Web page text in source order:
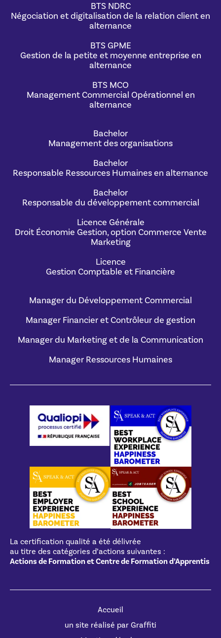
BTS NDRC
Négociation et digitalisation de la relation client en
alternance
BTS GPME
Gestion de la petite et moyenne entreprise en
alternance
BTS MCO
Management Commercial Opérationnel en
alternance
Bachelor
Management des organisations
Bachelor
Responsable Ressources Humaines en alternance
Bachelor
Responsable du développement commercial
Licence Générale
Droit Économie Gestion, option Commerce Vente
Marketing
Licence
Gestion Comptable et Financière
Manager du Développement Commercial
Manager Financier et Contrôleur de gestion
Manager du Marketing et de la Communication
Manager Ressources Humaines
La certification qualité a été délivrée
au titre des catégories d’actions suivantes :
Actions de Formation et Centre de Formation d’Apprentis
Accueil
un site réalisé par Graffiti